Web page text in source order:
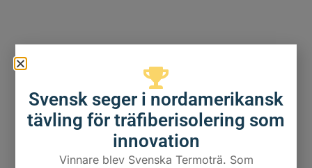
Svensk seger i nordamerikansk
tävling för träfiberisolering som
innovation
Vinnare blev Svenska Termoträ. Som